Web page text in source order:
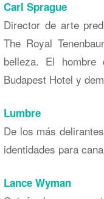
Carl Sprague
Director de arte
The Royal
belleza. El hombre
Budapest Hotel y
Lumbre
De los más
identidades para
Lance Wyman